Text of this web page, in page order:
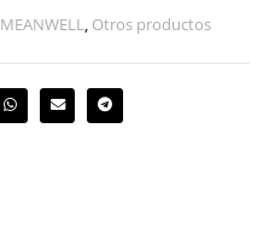
MEANWELL Otros productos